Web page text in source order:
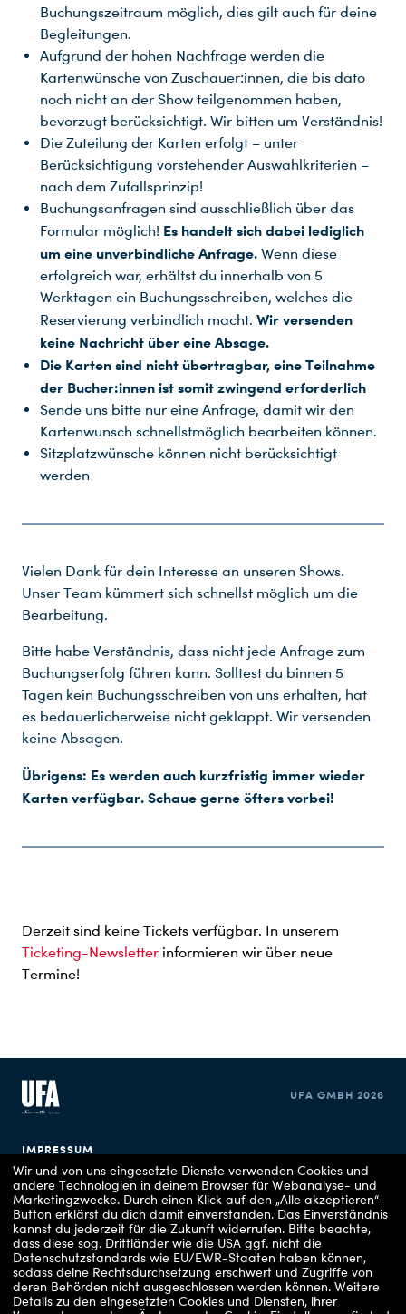
Buchungszeitraum möglich, dies gilt auch für deine
Begleitungen.
Aufgrund der hohen Nachfrage werden die
Kartenwünsche von Zuschauer:innen, die bis dato
noch nicht an der Show teilgenommen haben,
bevorzugt berücksichtigt. Wir bitten um Verständnis!
Die Zuteilung der Karten erfolgt – unter
Berücksichtigung vorstehender Auswahlkriterien –
nach dem Zufallsprinzip!
Buchungsanfragen sind ausschließlich über das
Formular möglich! Es handelt sich dabei lediglich
um eine unverbindliche Anfrage. Wenn diese
erfolgreich war, erhältst du innerhalb von 5
Werktagen ein Buchungsschreiben, welches die
Reservierung verbindlich macht. Wir versenden
keine Nachricht über eine Absage.
Die Karten sind nicht übertragbar, eine Teilnahme
der Bucher:innen ist somit zwingend erforderlich
Sende uns bitte nur eine Anfrage, damit wir den
Kartenwunsch schnellstmöglich bearbeiten können.
Sitzplatzwünsche können nicht berücksichtigt
werden
Vielen Dank für dein Interesse an unseren Shows.
Unser Team kümmert sich schnellst möglich um die
Bearbeitung.
Bitte habe Verständnis, dass nicht jede Anfrage zum
Buchungserfolg führen kann. Solltest du binnen 5
Tagen kein Buchungsschreiben von uns erhalten, hat
es bedauerlicherweise nicht geklappt. Wir versenden
keine Absagen.
Übrigens: Es werden auch kurzfristig immer wieder
Karten verfügbar. Schaue gerne öfters vorbei!
Derzeit sind keine Tickets verfügbar. In unserem
Ticketing-Newsletter informieren wir über neue
Termine!
IMPRESSUM
DATENSCHUTZERKLÄRUNG
COOKIE EINSTELLUNGEN
UFA GMBH 2026
Wir und von uns eingesetzte Dienste verwenden Cookies und
andere Technologien in deinem Browser für Webanalyse- und
Marketingzwecke. Durch einen Klick auf den „Alle akzeptieren“-
Button erklärst du dich damit einverstanden. Das Einverständnis
kannst du jederzeit für die Zukunft widerrufen. Bitte beachte,
dass diese sog. Drittländer wie die USA ggf. nicht die
Datenschutzstandards wie EU/EWR-Staaten haben können,
sodass deine Rechtsdurchsetzung erschwert und Zugriffe von
deren Behörden nicht ausgeschlossen werden können. Weitere
Details zu den eingesetzten Cookies und Diensten, ihrer